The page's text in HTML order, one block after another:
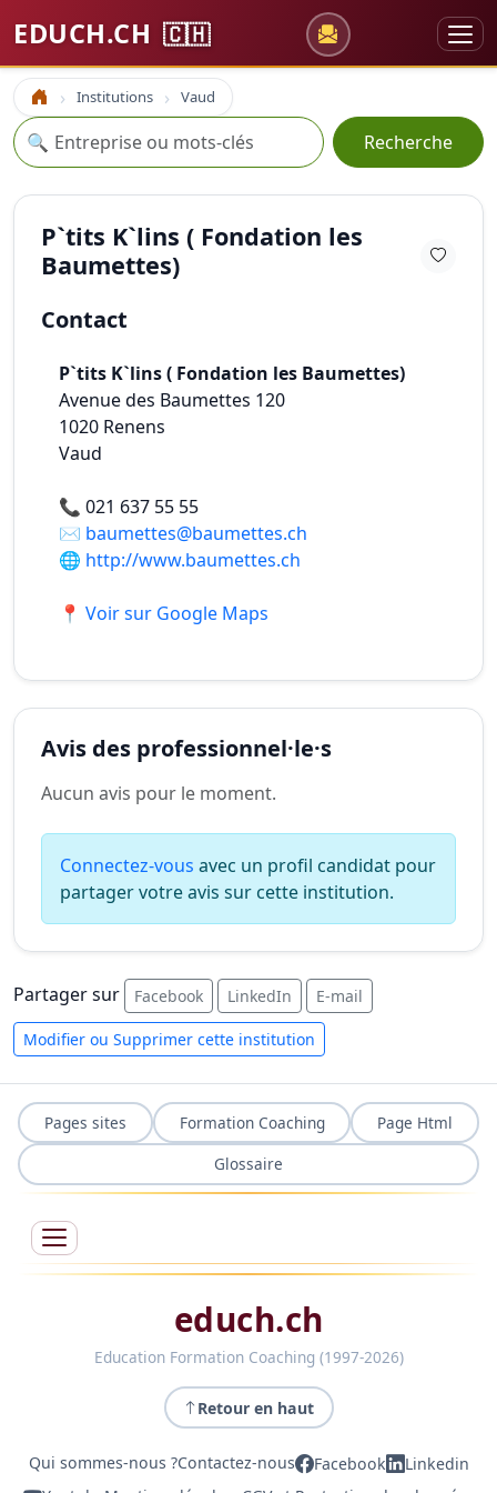
EDUCH.CH 🇨🇭
Accueil Institutions Vaud
Recherche
🔍 Recherche
P`tits K`lins ( Fondation les
Baumettes)
Contact
P`tits K`lins ( Fondation les Baumettes)
Avenue des Baumettes 120
1020 Renens
Vaud
📞 021 637 55 55
✉️ baumettes@baumettes.ch
🌐 http://www.baumettes.ch
📍 Voir sur Google Maps
Avis des professionnel·le·s
Aucun avis pour le moment.
Connectez-vous avec un profil candidat pour
partager votre avis sur cette institution.
Partager sur Facebook LinkedIn E-mail
Modifier ou Supprimer cette institution
Pages sites Formation Coaching
Page Html
Glossaire
educh.ch
Education Formation Coaching (1997-2026)
Retour en haut
Qui sommes-nous ?Contactez-nous Facebook
Linkedin